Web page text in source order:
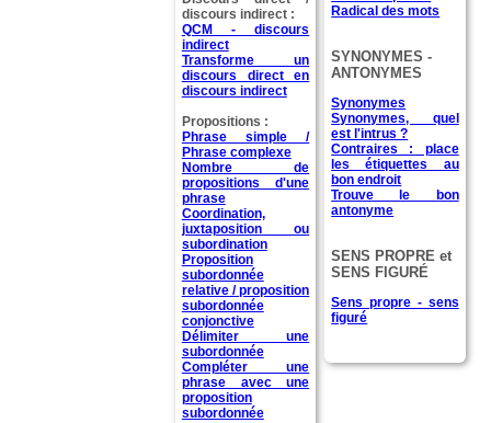
discours indirect :
QCM - discours
indirect
Transforme un
discours direct en
discours indirect
Propositions :
Phrase simple /
Phrase complexe
Nombre de
propositions d'une
phrase
Coordination,
juxtaposition ou
subordination
Proposition
subordonnée
relative / proposition
subordonnée
conjonctive
Délimiter une
subordonnée
Compléter une
phrase avec une
proposition
subordonnée
Radical des mots
SYNONYMES -
ANTONYMES
Synonymes
Synonymes, quel
est l'intrus ?
Contraires : place
les étiquettes au
bon endroit
Trouve le bon
antonyme
SENS PROPRE et
SENS FIGURÉ
Sens propre - sens
figuré